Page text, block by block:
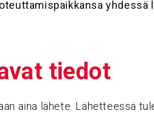
yhdessä
tiedot
aina lähete. Lähetteessä